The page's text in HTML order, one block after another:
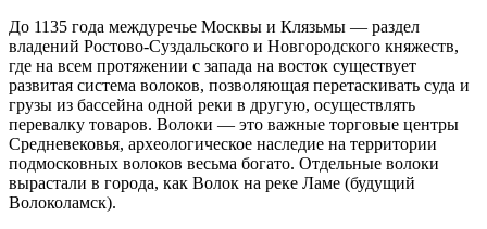
До 1135 года междуречье Москвы и Клязьмы — раздел
владений Ростово-Суздальского и Новгородского княжеств,
где на всем протяжении с запада на восток существует
развитая система волоков, позволяющая перетаскивать суда и
грузы из бассейна одной реки в другую, осуществлять
перевалку товаров. Волоки — это важные торговые центры
Средневековья, археологическое наследие на территории
подмосковных волоков весьма богато. Отдельные волоки
вырастали в города, как Волок на реке Ламе (будущий
Волоколамск).